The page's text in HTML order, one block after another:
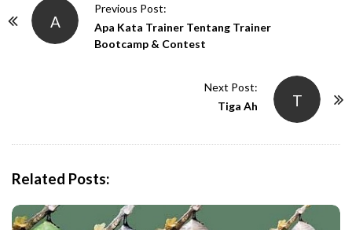
A
Previous Post:
Apa Kata Trainer Tentang Trainer
Bootcamp & Contest
T
Next Post:
Tiga Ah
Related Posts: